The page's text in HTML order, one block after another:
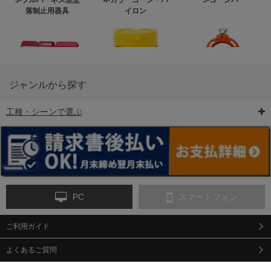
落制止用器具
イロン
6-矢印板/LED矢印板
ンス
9-点字マット・タイ
ジャンルから探す
工種・シーンで選ぶ
PC スマートフォン
ご利用ガイド
よくあるご質問